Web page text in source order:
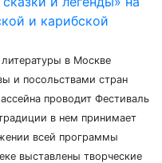
и карибской
в Москве
и посольствами стран
проводит Фестиваль
в нем принимает
всей программы
выставлены творческие